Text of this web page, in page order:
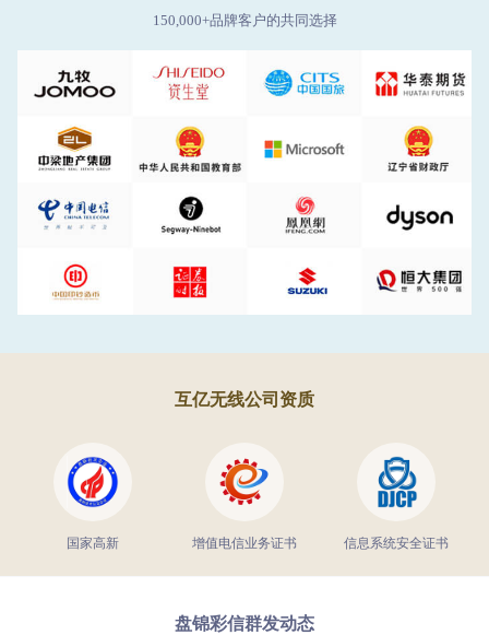
150,000+品牌客户的共同选择
互亿无线公司资质
国家高新 增值电信业务证书 信息系统安全证书
盘锦彩信群发动态